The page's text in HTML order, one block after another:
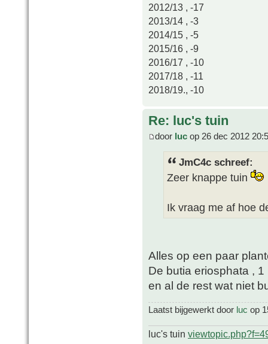
2012/13 , -17
2013/14 , -3
2014/15 , -5
2015/16 , -9
2016/17 , -10
2017/18 , -11
2018/19., -10
Re: luc's tuin
door luc op 26 dec 2012
JmC4c schreef:
Zeer knappe tuin
Ik vraag me af hoe
Alles op een paar
De butia eriosphata ,
en al de rest wat niet
Laatst bijgewerkt door luc op
luc's tuin